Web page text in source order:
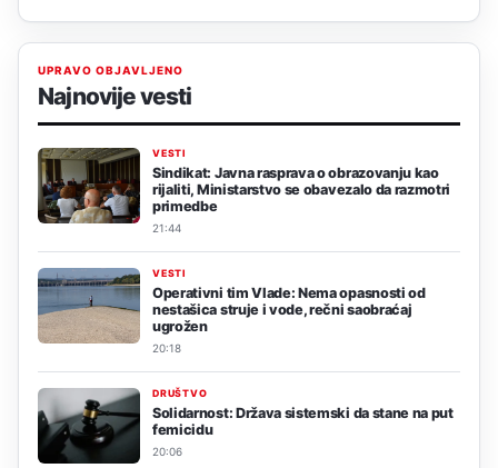
UPRAVO OBJAVLJENO
Najnovije vesti
VESTI
Sindikat: Javna rasprava o obrazovanju kao
rijaliti, Ministarstvo se obavezalo da razmotri
primedbe
21:44
VESTI
Operativni tim Vlade: Nema opasnosti od
nestašica struje i vode, rečni saobraćaj
ugrožen
20:18
DRUŠTVO
Solidarnost: Država sistemski da stane na put
femicidu
20:06